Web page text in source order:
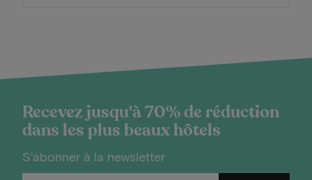
Recevez jusqu'à 70% de réduction
dans les plus beaux hôtels
S'abonner à la newsletter